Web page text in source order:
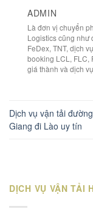
ADMIN
Là đơn vị chuyển
Logistics cũng như
FeDex, TNT, dịch
booking LCL, FLC,
giá thành và dịch
Dịch vụ vận tải
Giang đi Lào uy tín
DỊCH VỤ VẬN TẢI